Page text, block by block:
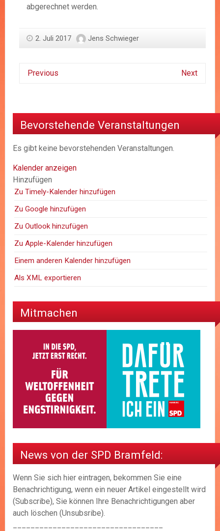
abgerechnet werden.
2. Juli 2017 Jens Schwieger
Previous Next
Bevorstehende Veranstaltungen
Es gibt keine bevorstehenden Veranstaltungen.
Kalender anzeigen
Hinzufügen
Zu Timely-Kalender hinzufügen
Zu Google hinzufügen
Zu Outlook hinzufügen
Zu Apple-Kalender hinzufügen
Einem anderen Kalender hinzufügen
Als XML exportieren
Mitmachen
News von der SPD Bramfeld:
Wenn Sie sich hier eintragen, bekommen Sie eine
Benachrichtigung, wenn ein neuer Artikel eingestellt wird
(Subscribe), Sie können Ihre Benachrichtigungen aber
auch löschen (Unsubsribe).